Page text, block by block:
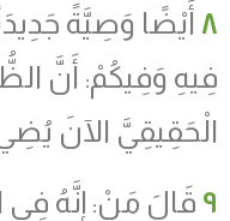
٨ أَيْضًا وَصِيَّةً
فِيهِ وَفِيكُمْ: أَنَّ
الْحَقِيقِيَّ الآنَ
٩ قَالَ مَنْ: إِنَّهُ فِي